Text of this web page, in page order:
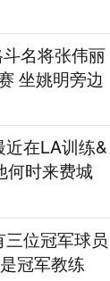
名将张伟丽
坐姚明旁边
在LA训练&
何时来费城
位冠军球员
冠军教练